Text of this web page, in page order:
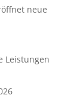
neue
Leistungen